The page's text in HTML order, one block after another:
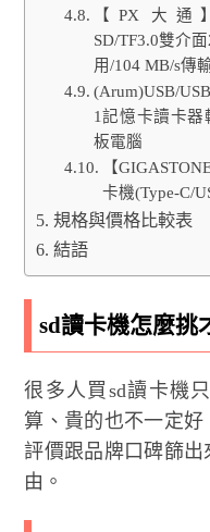
【PX 大通
SD/TF3.0雙介
用/104 MB/s傳
(Arum)USB/
1記憶卡讀卡器
板電腦
【
卡機(Type-C/
規格與價格比較表
結語
sd讀卡機怎麼挑
很多人買sd讀卡機
算、貴的也不一定
評價跟品牌口碑篩
由。